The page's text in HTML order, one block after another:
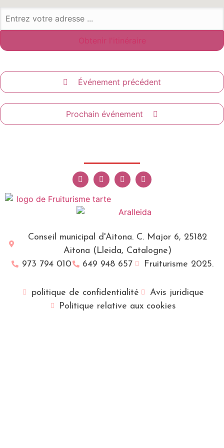
Événement précédent
Prochain événement
Conseil municipal d'Aitona. C. Major 6, 25182
Aitona (Lleida, Catalogne)
973 794 010
649 948 657 Fruiturisme 2025.
politique de confidentialité
Avis juridique
Politique relative aux cookies